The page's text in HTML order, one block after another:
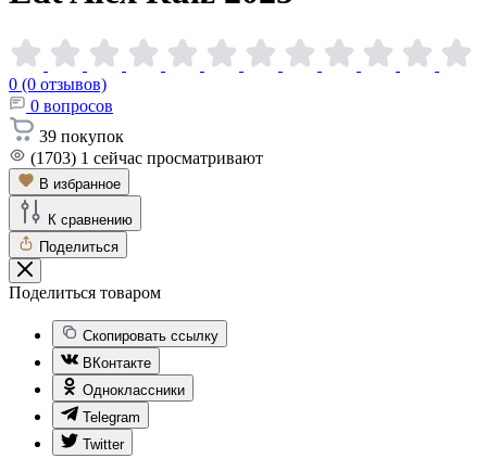
0 (0 отзывов)
0 вопросов
39 покупок
(1703) 1 сейчас просматривают
В избранное
К сравнению
Поделиться
Поделиться товаром
Скопировать ссылку
ВКонтакте
Одноклассники
Telegram
Twitter